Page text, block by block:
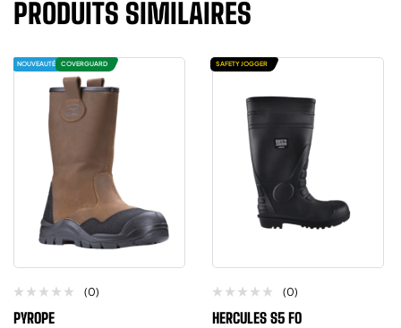
PRODUITS SIMILAIRES
NOUVEAUTÉ COVERGUARD
(0)
PYROPE
SAFETY JOGGER
(0)
HERCULES S5 FO